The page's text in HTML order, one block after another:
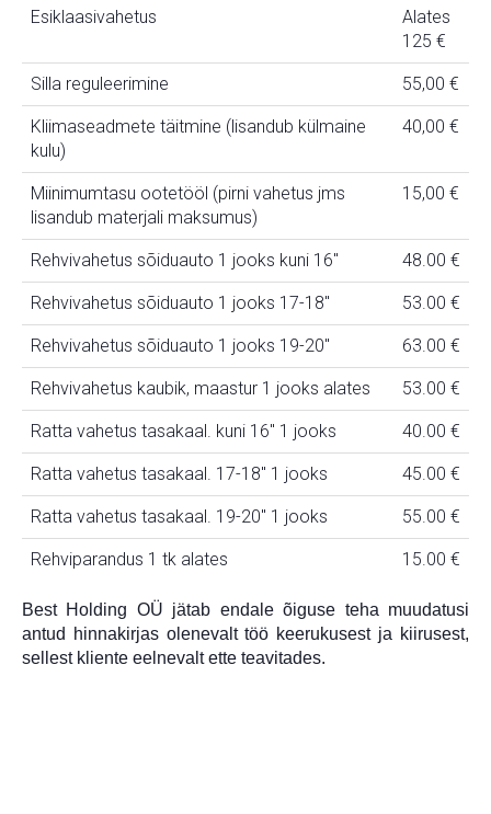
Esiklaasivahetus
Alates
125 €
Silla reguleerimine 55,00 €
Kliimaseadmete täitmine (lisandub külmaine
kulu)
40,00 €
Miinimumtasu ootetööl (pirni vahetus jms
lisandub materjali maksumus)
15,00 €
Rehvivahetus sõiduauto 1 jooks kuni 16" 48.00 €
Rehvivahetus sõiduauto 1 jooks 17-18" 53.00 €
Rehvivahetus sõiduauto 1 jooks 19-20" 63.00 €
Rehvivahetus kaubik, maastur 1 jooks alates 53.00 €
Ratta vahetus tasakaal. kuni 16" 1 jooks 40.00 €
Ratta vahetus tasakaal. 17-18" 1 jooks 45.00 €
Ratta vahetus tasakaal. 19-20" 1 jooks 55.00 €
Rehviparandus 1 tk alates 15.00 €
Best Holding OÜ jätab endale õiguse teha muudatusi
antud hinnakirjas olenevalt töö keerukusest ja kiirusest,
sellest kliente eelnevalt ette teavitades.